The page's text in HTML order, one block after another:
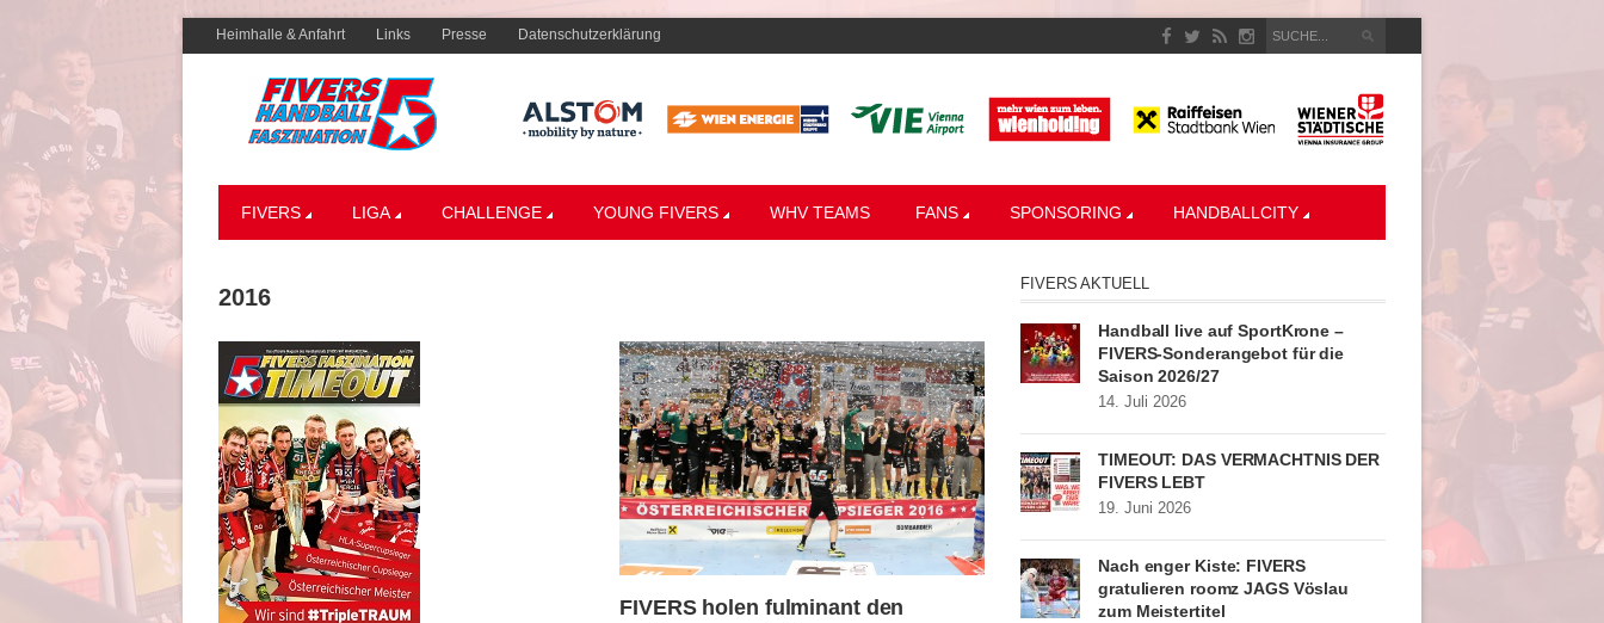
Heimhalle & Anfahrt Links Presse Datenschutzerklärung
FIVERS LIGA CHALLENGE YOUNG FIVERS WHV TEAMS FANS SPONSORING HANDBALLCITY
2016
FIVERS holen fulminant den
FIVERS AKTUELL
Handball live auf SportKrone –
FIVERS-Sonderangebot für die
Saison 2026/27
14. Juli 2026
TIMEOUT: DAS VERMÄCHTNIS DER
FIVERS LEBT
19. Juni 2026
Nach enger Kiste: FIVERS
gratulieren roomz JAGS Vöslau
zum Meistertitel